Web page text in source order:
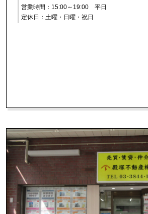
営業時間：15:00～19:00 平日
定休日：土曜・日曜・祝日